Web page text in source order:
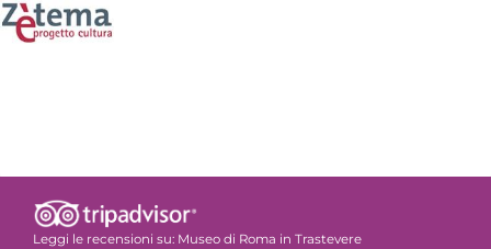
Leggi le recensioni su: Museo di Roma in Trastevere